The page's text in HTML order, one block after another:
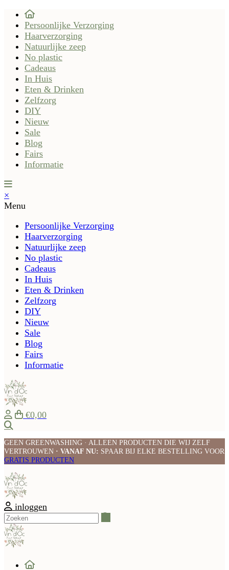
Persoonlijke Verzorging
Haarverzorging
Natuurlijke zeep
No plastic
Cadeaus
In Huis
Eten & Drinken
Zelfzorg
DIY
Nieuw
Sale
Blog
Fairs
Informatie
×
Menu
Persoonlijke Verzorging
Haarverzorging
Natuurlijke zeep
No plastic
Cadeaus
In Huis
Eten & Drinken
Zelfzorg
DIY
Nieuw
Sale
Blog
Fairs
Informatie
€0,00
GEEN GREENWASHING · ALLEEN PRODUCTEN DIE WIJ ZELF
VERTROUWEN · VANAF NU: SPAAR BIJ ELKE BESTELLING VOOR
GRATIS PRODUCTEN
inloggen